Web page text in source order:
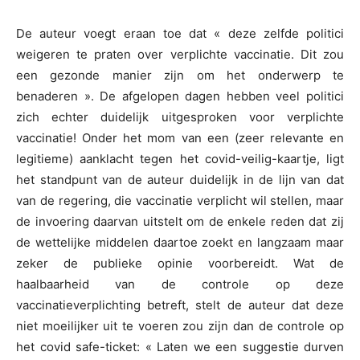
De auteur voegt eraan toe dat « deze zelfde politici
weigeren te praten over verplichte vaccinatie. Dit zou
een gezonde manier zijn om het onderwerp te
benaderen ». De afgelopen dagen hebben veel politici
zich echter duidelijk uitgesproken voor verplichte
vaccinatie! Onder het mom van een (zeer relevante en
legitieme) aanklacht tegen het covid-veilig-kaartje, ligt
het standpunt van de auteur duidelijk in de lijn van dat
van de regering, die vaccinatie verplicht wil stellen, maar
de invoering daarvan uitstelt om de enkele reden dat zij
de wettelijke middelen daartoe zoekt en langzaam maar
zeker de publieke opinie voorbereidt. Wat de
haalbaarheid van de controle op deze
vaccinatieverplichting betreft, stelt de auteur dat deze
niet moeilijker uit te voeren zou zijn dan de controle op
het covid safe-ticket: « Laten we een suggestie durven